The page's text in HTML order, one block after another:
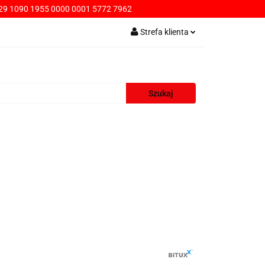
29 1090 1955 0000 0001 5772 7962
Strefa klienta
Zarejestruj się
Dodaj zgłoszenie
PŁATNOŚCI